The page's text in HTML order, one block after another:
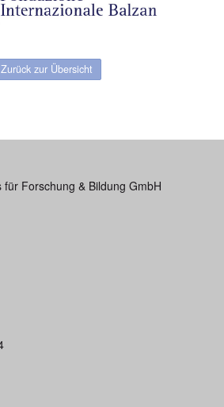
Zurück zur Übersicht
für Forschung & Bildung GmbH